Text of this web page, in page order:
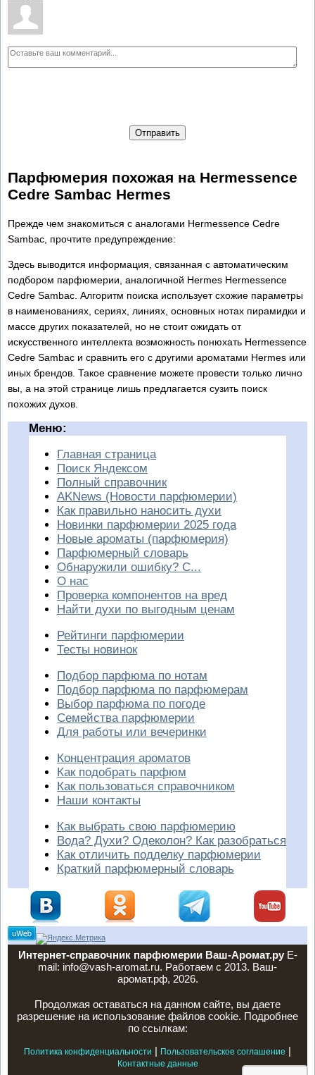
Отправить
Парфюмерия похожая на Hermessence
Cedre Sambac Hermes
Прежде чем знакомиться с аналогами Hermessence Cedre
Sambac, прочтите предупреждение:
Здесь выводится информация, связанная с автоматическим
подбором парфюмерии, аналогичной Hermes Hermessence
Cedre Sambac. Алгоритм поиска использует схожие параметры
в наименованиях, сериях, линиях, основных нотах пирамидки и
массе других показателей, но не стоит ожидать от
искусственного интеллекта возможность понюхать Hermessence
Cedre Sambac и сравнить его с другими ароматами Hermes или
иных брендов. Такое сравнение можете провести только лично
вы, а на этой странице лишь предлагается сузить поиск
похожих духов.
Меню:
Главная страница
Поиск Яндексом
Полный справочник
AKNews (Новости парфюмерии)
Как правильно наносить духи
Новинки парфюмерии 2025 года
Новые ароматы (парфюмерия)
Парфюмерный словарь
Обнаружили ошибку? С...
О нас
Проверка компонентов на вред
Найти духи по выгодным ценам
Рейтинги парфюмерии
Тесты новинок
Подбор парфюма по нотам
Подбор парфюма по парфюмерам
Выбор парфюма по погоде
Семейства парфюмерии
Для работы или вечеринки
Концентрация ароматов
Как подобрать парфюм
Как пользоваться справочником
Наши контакты
Как выбрать свою парфюмерию
Вода? Духи? Одеколон? Как разобраться
Как отличить подделку парфюмерии
Краткий парфюмерный словарь
Интернет-справочник парфюмерии Ваш-Аромат.руE-
mail: info@vash-aromat.ru. Работаем с 2013. Ваш-
аромат.рф, 2026.
Продолжая оставаться на данном сайте, вы даете
разрешение на использование файлов cookie. Подробнее
по ссылкам:
Политика конфиденциальности | Пользовательское соглашение |
Контактные данные